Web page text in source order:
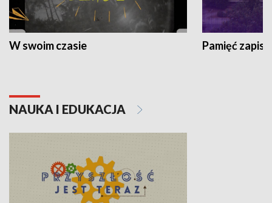
W swoim czasie Pamięć
NAUKA I EDUKACJA